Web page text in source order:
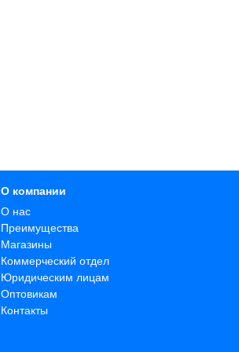
О компании
О нас
Преимущества
Магазины
Коммерческий отдел
Юридическим лицам
Оптовикам
Контакты